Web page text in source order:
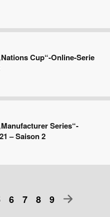
Cup“-Online-Serie
Series“-
– Saison 2
6 7 8 9